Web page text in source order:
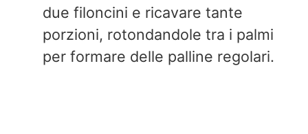
due filoncini e ricavare tante
porzioni, rotondandole tra i palmi
per formare delle palline regolari.